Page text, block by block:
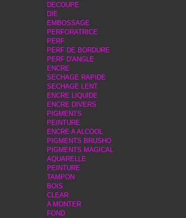
DECOUPE
DIE
EMBOSSAGE
PERFORATRICE
PERF
PERF DE BORDURE
PERF D'ANGLE
ENCRE
SECHAGE RAPIDE
SECHAGE LENT
ENCRE LIQUIDE
ENCRE DIVERS
PIGMENTS
PEINTURE
ENCRE A ALCOOL
PIGMENTS BRUSHO
PIGMENTS MAGICAL
AQUARELLE
PEINTURE
TAMPON
BOIS
CLEAR
A MONTER
FOND